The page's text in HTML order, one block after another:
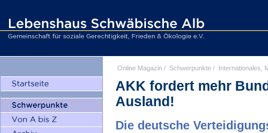
Online Magazin / Schwerpunkte / Internationales,
AKK fordert mehr
Ausland!
Die deutsche